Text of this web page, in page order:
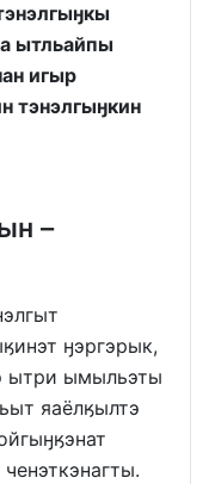
ытльайпы
игыр
тэнэлгыӈкин
–
ӈэргэрык,
ытри ымыльэты
яаёлӄылтэ